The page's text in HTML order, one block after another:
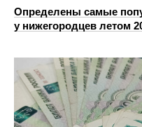
Определены самые
у нижегородцев летом